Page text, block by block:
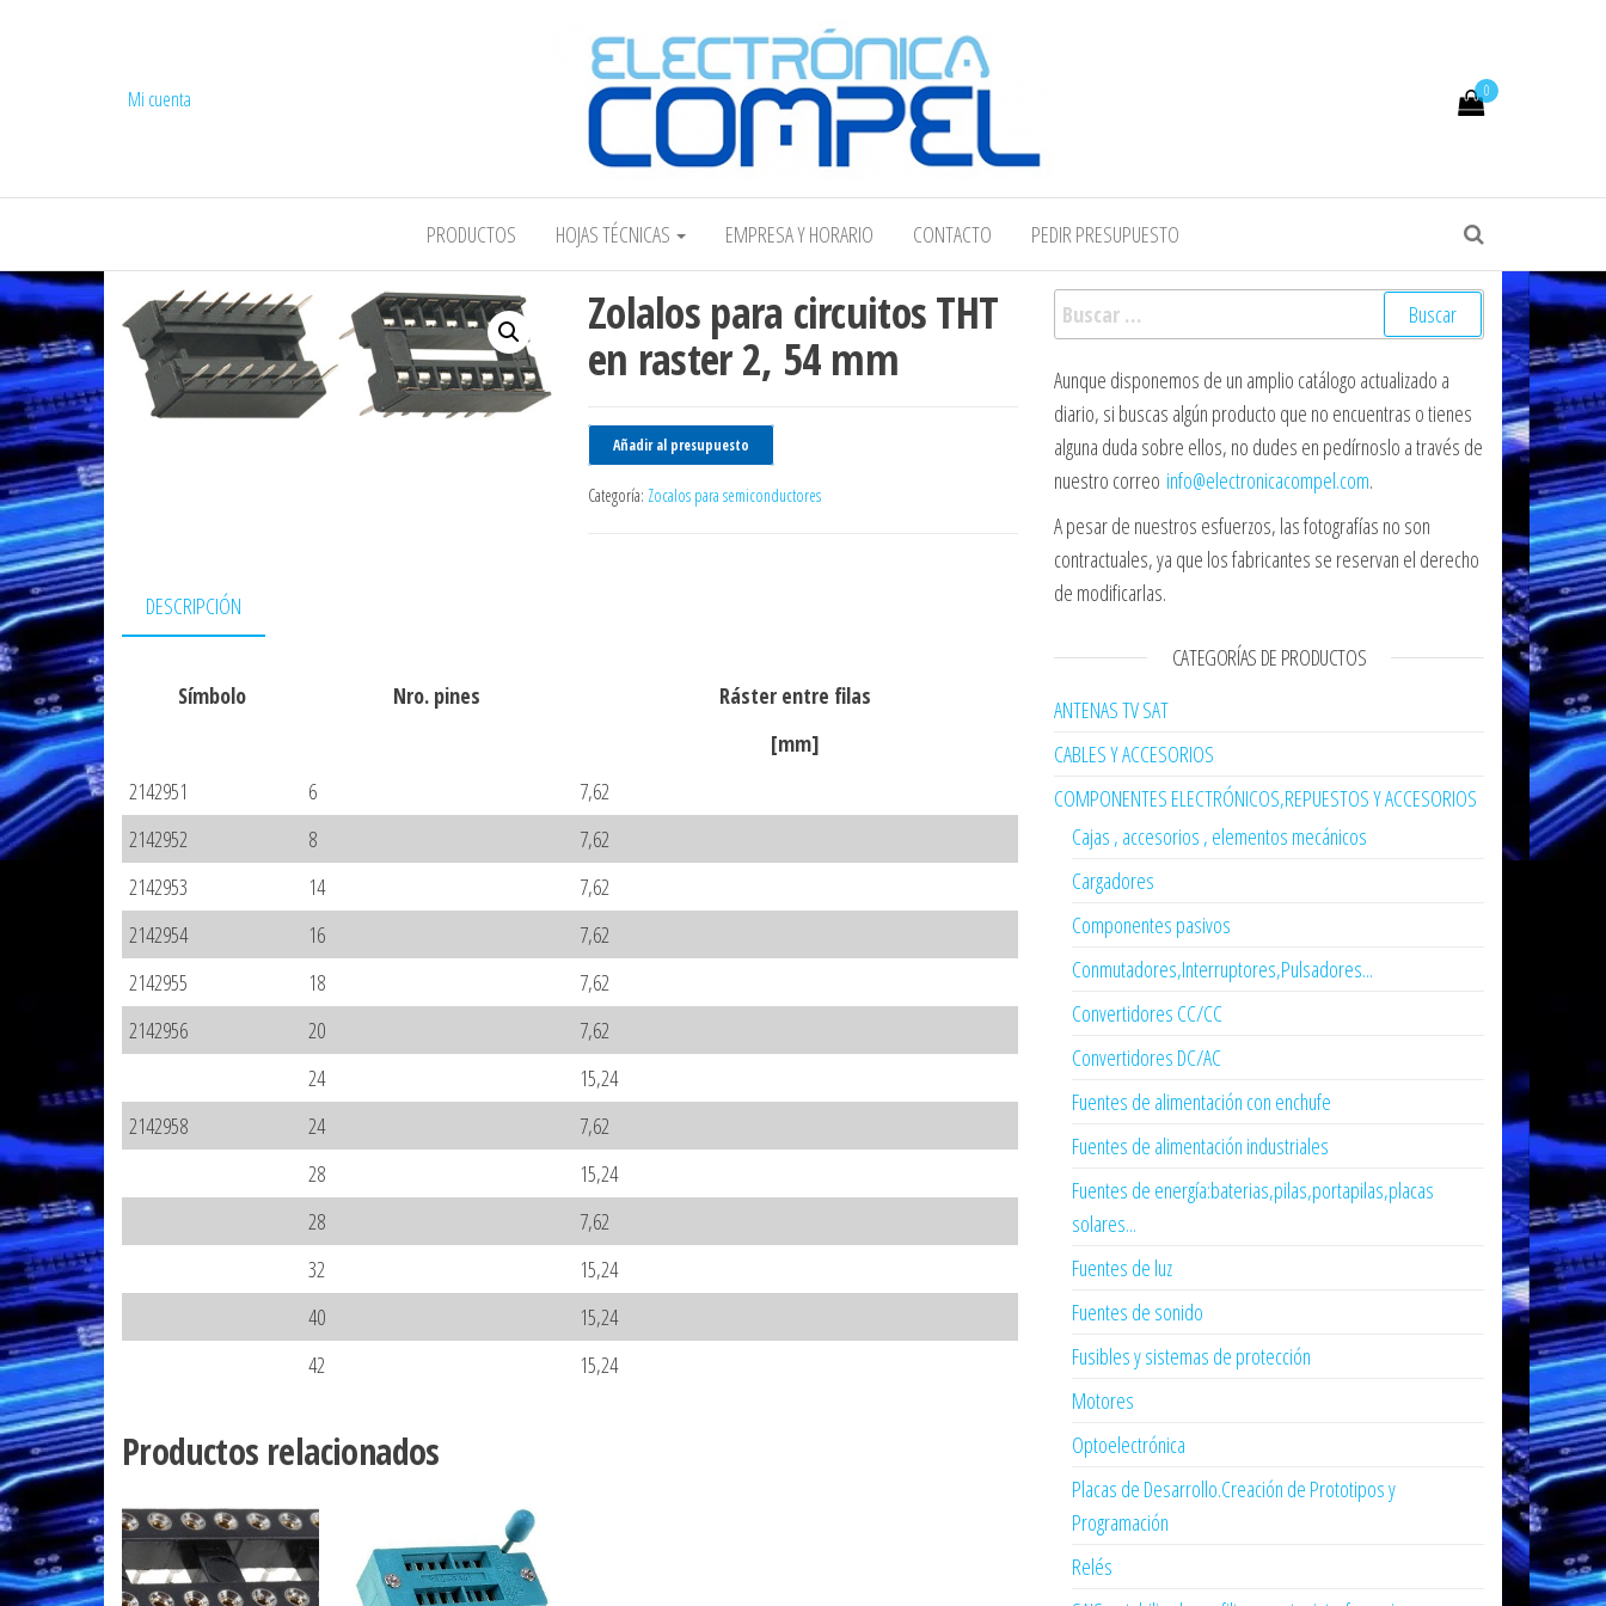
COMPEL Electrónica COMPEL
0
Mi cuenta
PRODUCTOS HOJAS TÉCNICAS EMPRESA Y HORARIO CONTACTO PEDIR PRESUPUESTO
Zolalos para circuitos THT
en raster 2, 54 mm
Añadir al presupuesto
Categoría: Zocalos para semiconductores
DESCRIPCIÓN
Símbolo Nro. pines
Ráster entre filas
[mm]
2142951
6
7,62
2142952
8
7,62
2142953
14
7,62
2142954
16
7,62
2142955
18
7,62
2142956
20
7,62
24
15,24
2142958
24
7,62
28
15,24
28
7,62
32
15,24
40
15,24
42
15,24
Productos relacionados
Buscar:
Aunque disponemos de un amplio catálogo actualizado a
diario, si buscas algún producto que no encuentras o tienes
alguna duda sobre ellos, no dudes en pedírnoslo a través de
nuestro correo info@electronicacompel.com.
A pesar de nuestros esfuerzos, las fotografías no son
contractuales, ya que los fabricantes se reservan el derecho
de modificarlas.
CATEGORÍAS DE PRODUCTOS
ANTENAS TV SAT
CABLES Y ACCESORIOS
COMPONENTES ELECTRÓNICOS,REPUESTOS Y ACCESORIOS
Cajas , accesorios , elementos mecánicos
Cargadores
Componentes pasivos
Conmutadores,Interruptores,Pulsadores...
Convertidores CC/CC
Convertidores DC/AC
Fuentes de alimentación con enchufe
Fuentes de alimentación industriales
Fuentes de energía:baterias,pilas,portapilas,placas
solares...
Fuentes de luz
Fuentes de sonido
Fusibles y sistemas de protección
Motores
Optoelectrónica
Placas de Desarrollo.Creación de Prototipos y
Programación
Relés